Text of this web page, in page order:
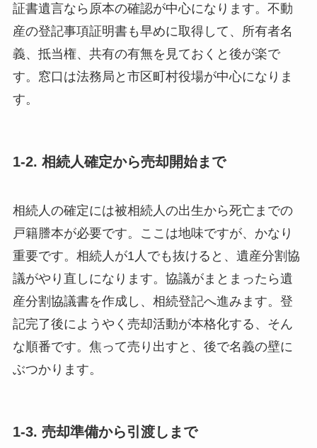
証書遺言なら原本の確認が中心になります。不動
産の登記事項証明書も早めに取得して、所有者名
義、抵当権、共有の有無を見ておくと後が楽で
す。窓口は法務局と市区町村役場が中心になりま
す。
1-2. 相続人確定から売却開始まで
相続人の確定には被相続人の出生から死亡までの
戸籍謄本が必要です。ここは地味ですが、かなり
重要です。相続人が1人でも抜けると、遺産分割協
議がやり直しになります。協議がまとまったら遺
産分割協議書を作成し、相続登記へ進みます。登
記完了後にようやく売却活動が本格化する、そん
な順番です。焦って売り出すと、後で名義の壁に
ぶつかります。
1-3. 売却準備から引渡しまで